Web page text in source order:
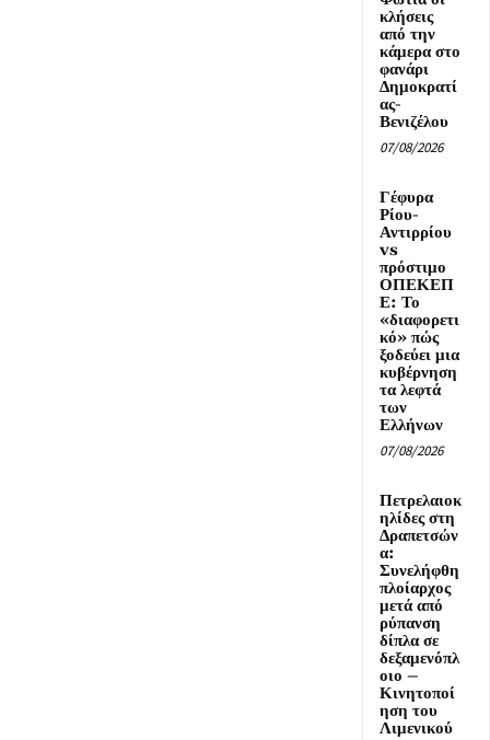
κλήσεις
από την
κάμερα στο
φανάρι
Δημοκρατί
ας-
Βενιζέλου
07/08/2026
Γέφυρα
Ρίου-
Αντιρρίου
vs
πρόστιμο
ΟΠΕΚΕΠ
Ε: Το
«διαφορετι
κό» πώς
ξοδεύει μια
κυβέρνηση
τα λεφτά
των
Ελλήνων
07/08/2026
Πετρελαιοκ
ηλίδες στη
Δραπετσών
α:
Συνελήφθη
πλοίαρχος
μετά από
ρύπανση
δίπλα σε
δεξαμενόπλ
οιο –
Κινητοποί
ηση του
Λιμενικού